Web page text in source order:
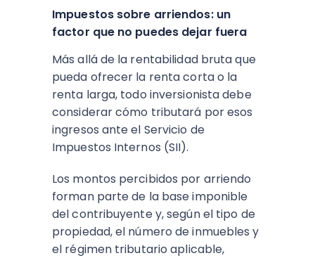
Impuestos sobre arriendos: un
factor que no puedes dejar fuera
Más allá de la rentabilidad bruta que
pueda ofrecer la renta corta o la
renta larga, todo inversionista debe
considerar cómo tributará por esos
ingresos ante el Servicio de
Impuestos Internos (SII).
Los montos percibidos por arriendo
forman parte de la base imponible
del contribuyente y, según el tipo de
propiedad, el número de inmuebles y
el régimen tributario aplicable,